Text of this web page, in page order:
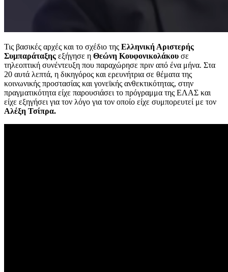
Τις βασικές αρχές και το σχέδιο της Ελληνική Αριστερής
Συμπαράταξης εξήγησε η Θεώνη Κουφονικολάκου σε
τηλεοπτική συνέντευξη που παραχώρησε πριν από ένα μήνα. Στα
20 αυτά λεπτά, η δικηγόρος και ερευνήτρια σε θέματα της
κοινωνικής προστασίας και γονεϊκής ανθεκτικότητας, στην
πραγματικότητα είχε παρουσιάσει το πρόγραμμα της ΕΛΑΣ και
είχε εξηγήσει για τον λόγο για τον οποίο είχε συμπορευτεί με τον
Αλέξη Τσίπρα.